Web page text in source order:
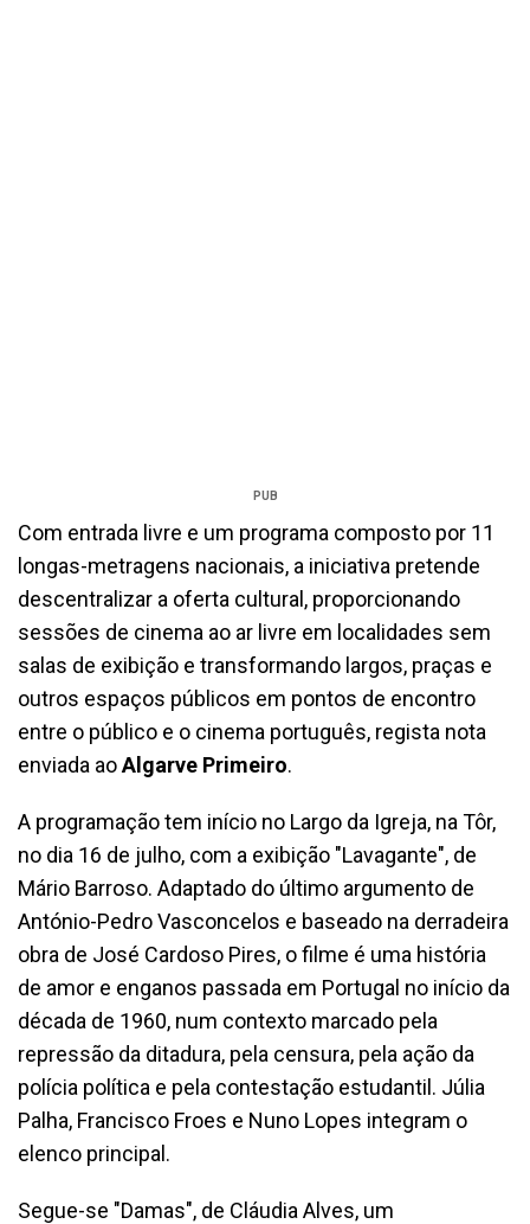
PUB
Com entrada livre e um programa composto por 11
longas-metragens nacionais, a iniciativa pretende
descentralizar a oferta cultural, proporcionando
sessões de cinema ao ar livre em localidades sem
salas de exibição e transformando largos, praças e
outros espaços públicos em pontos de encontro
entre o público e o cinema português, regista nota
enviada aoAlgarve Primeiro.
A programação tem início no Largo da Igreja, na Tôr,
no dia 16 de julho, com a exibição "Lavagante", de
Mário Barroso. Adaptado do último argumento de
António-Pedro Vasconcelos e baseado na derradeira
obra de José Cardoso Pires, o filme é uma história
de amor e enganos passada em Portugal no início da
década de 1960, num contexto marcado pela
repressão da ditadura, pela censura, pela ação da
polícia política e pela contestação estudantil. Júlia
Palha, Francisco Froes e Nuno Lopes integram o
elenco principal.
Segue-se "Damas", de Cláudia Alves, um